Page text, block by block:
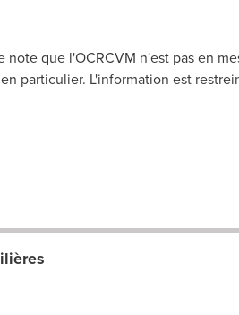
note que l'OCRCVM n'est pas en
particulier. L'information est